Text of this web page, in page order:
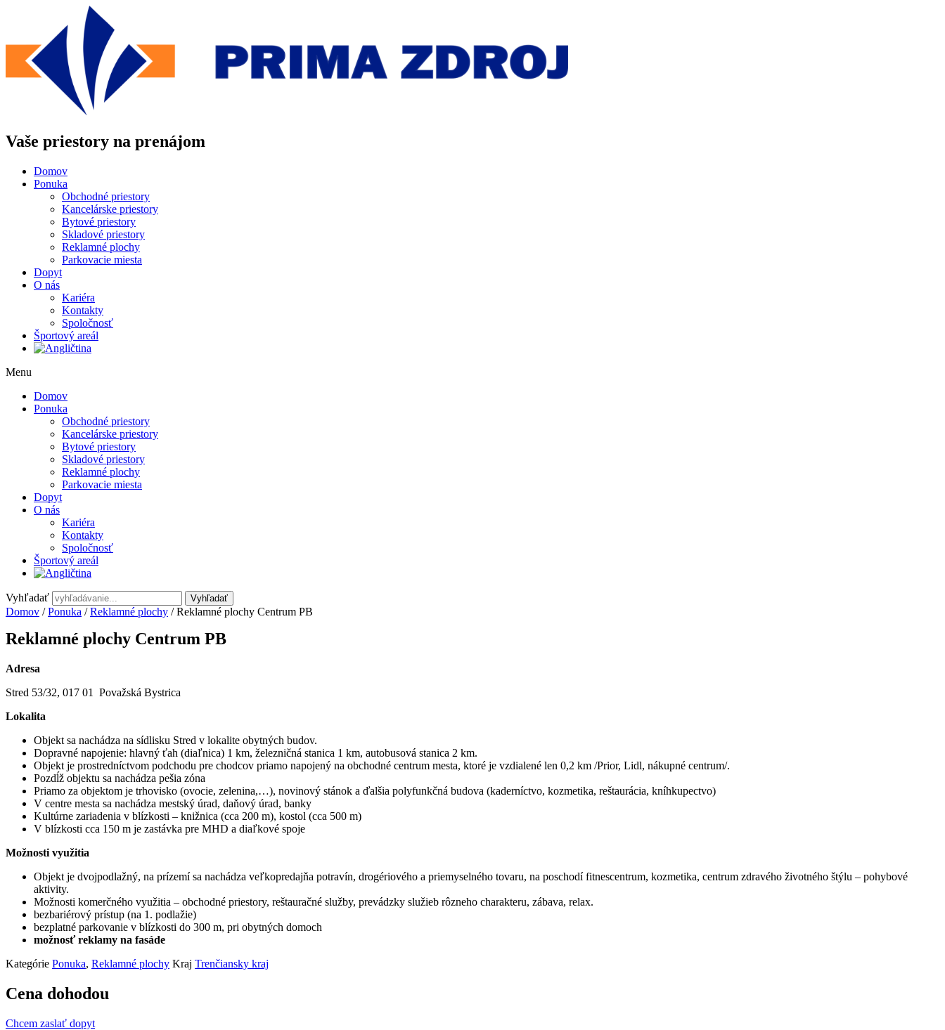
Vaše priestory na prenájom
Domov
Ponuka
Obchodné priestory
Kancelárske priestory
Bytové priestory
Skladové priestory
Reklamné plochy
Parkovacie miesta
Dopyt
O nás
Kariéra
Kontakty
Spoločnosť
Športový areál
Menu
Domov
Ponuka
Obchodné priestory
Kancelárske priestory
Bytové priestory
Skladové priestory
Reklamné plochy
Parkovacie miesta
Dopyt
O nás
Kariéra
Kontakty
Spoločnosť
Športový areál
Vyhľadať Vyhľadať
Domov /Ponuka /Reklamné plochy / Reklamné plochy Centrum PB
Reklamné plochy Centrum PB
Adresa
Stred 53/32, 017 01 Považská Bystrica
Lokalita
Objekt sa nachádza na sídlisku Stred v lokalite obytných budov.
Dopravné napojenie: hlavný ťah (diaľnica) 1 km, železničná stanica 1 km, autobusová stanica 2 km.
Objekt je prostredníctvom podchodu pre chodcov priamo napojený na obchodné centrum mesta, ktoré je vzdialené len 0,2 km /Prior, Lidl, nákupné centrum/.
Pozdĺž objektu sa nachádza pešia zóna
Priamo za objektom je trhovisko (ovocie, zelenina,…), novinový stánok a ďalšia polyfunkčná budova (kaderníctvo, kozmetika, reštaurácia, kníhkupectvo)
V centre mesta sa nachádza mestský úrad, daňový úrad, banky
Kultúrne zariadenia v blízkosti – knižnica (cca 200 m), kostol (cca 500 m)
V blízkosti cca 150 m je zastávka pre MHD a diaľkové spoje
Možnosti využitia
Objekt je dvojpodlažný, na prízemí sa nachádza veľkopredajňa potravín, drogériového a priemyselného tovaru, na poschodí fitnescentrum, kozmetika, centrum zdravého životného štýlu – pohybové
aktivity.
Možnosti komerčného využitia – obchodné priestory, reštauračné služby, prevádzky služieb rôzneho charakteru, zábava, relax.
bezbariérový prístup (na 1. podlažie)
bezplatné parkovanie v blízkosti do 300 m, pri obytných domoch
možnosť reklamy na fasáde
Kategórie Ponuka, Reklamné plochy Kraj Trenčiansky kraj
Cena dohodou
Chcem zaslať dopyt